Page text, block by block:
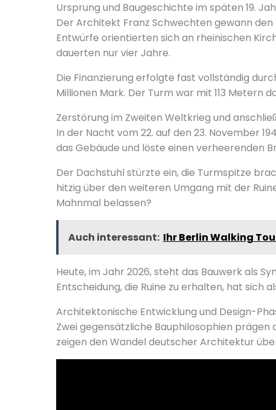
Ursprung und Baugeschichte im späten 19.
Der Architekt Franz Schwechten gewann
Entwürfe orientierten sich an rheinischen
dauerten nur vier Jahre.
Die Finanzierung erfolgte fast vollständig
Millionen Mark. Der Turm war mit 113 Metern
Zerstörung im Zweiten Weltkrieg und
In der Nacht vom 22. auf den 23. November
das Gebäude und löste einen verheerenden
Der Dachstuhl stürzte ein, die Turmspitze
hitzig über den weiteren Umgang mit der
Mahnmal belassen?
Auch interessant: Ihr Berlin Walking
Heute, im Jahr 2026, steht das Bauwerk als
Entscheidung, die Ruine zu erhalten, hat sich
Architektonische Entwicklung und Design-
Zwei gegensätzliche Bauphilosophien prägen
zeigen den Wandel deutscher Architektur